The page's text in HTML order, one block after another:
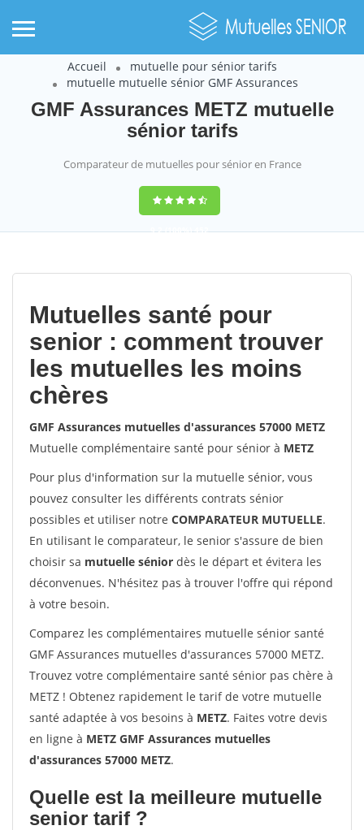
Accueil
mutuelle pour sénior tarifs
mutuelle mutuelle sénior GMF Assurances
GMF Assurances METZ mutuelle
sénior tarifs
Comparateur de mutuelles pour sénior en France
9,2(100%)452
Mutuelles santé pour
senior : comment trouver
les mutuelles les moins
chères
GMF Assurances mutuelles d'assurances 57000 METZ
Mutuelle complémentaire santé pour sénior à METZ
Pour plus d'information sur la mutuelle sénior, vous
pouvez consulter les différents contrats sénior
possibles et utiliser notre COMPARATEUR MUTUELLE.
En utilisant le comparateur, le senior s'assure de bien
choisir sa mutuelle sénior dès le départ et évitera les
déconvenues. N'hésitez pas à trouver l'offre qui répond
à votre besoin.
Comparez les complémentaires mutuelle sénior santé
GMF Assurances mutuelles d'assurances 57000 METZ.
Trouvez votre complémentaire santé sénior pas chère à
METZ ! Obtenez rapidement le tarif de votre mutuelle
santé adaptée à vos besoins à METZ. Faites votre devis
en ligne à METZ GMF Assurances mutuelles
d'assurances 57000 METZ.
Quelle est la meilleure mutuelle
senior tarif ?